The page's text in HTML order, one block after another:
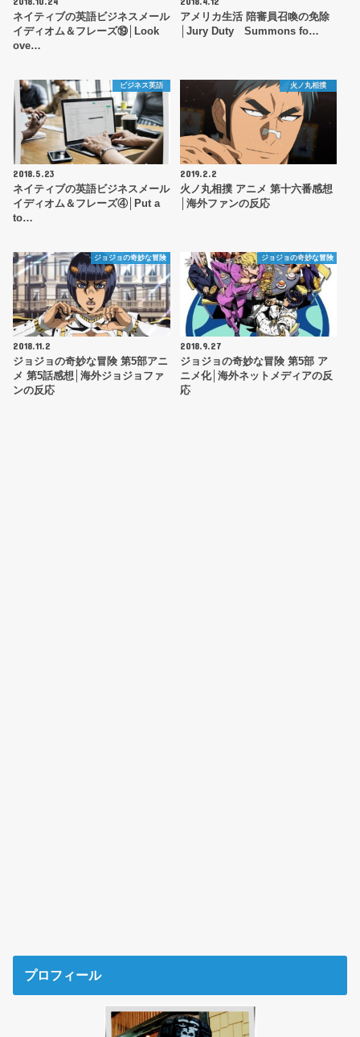
ネイティブの英語ビジネスメール
イディオム＆フレーズ⑲│Look
ove…
アメリカ生活 陪審員召喚の免除
│Jury Duty Summons fo…
ビジネス英語
2018.5.23
ネイティブの英語ビジネスメール
イディオム＆フレーズ④│Put a
to…
火ノ丸相撲
2019.2.2
火ノ丸相撲 アニメ 第十六番感想
│海外ファンの反応
ジョジョの奇妙な冒険
2018.11.2
ジョジョの奇妙な冒険 第5部アニ
メ 第5話感想│海外ジョジョファ
ンの反応
ジョジョの奇妙な冒険
2018.9.27
ジョジョの奇妙な冒険 第5部 ア
ニメ化│海外ネットメディアの反
応
プロフィール